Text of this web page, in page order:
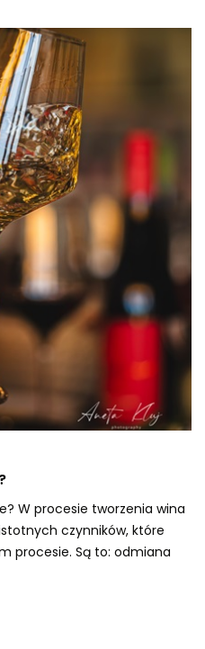
W procesie tworzenia wina
czynników, które
procesie. Są to: odmiana